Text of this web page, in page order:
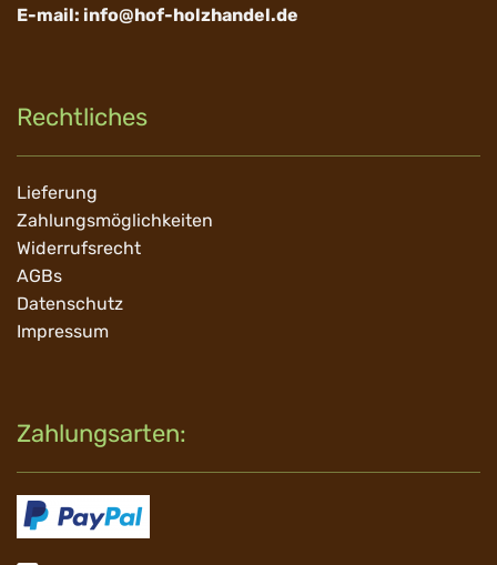
E-mail: info@hof-holzhandel.de
Rechtliches
Navigation
überspringen
Lieferung
Zahlungsmöglichkeiten
Widerrufsrecht
AGBs
Datenschutz
Impressum
Zahlungsarten: